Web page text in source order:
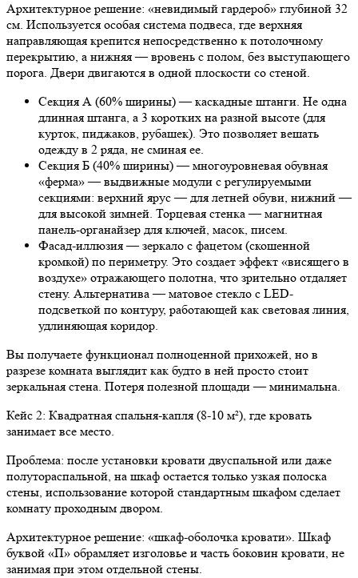
Архитектурное решение: «невидимый гардероб» глубиной 32
см. Используется особая система подвеса, где верхняя
направляющая крепится непосредственно к потолочному
перекрытию, а нижняя — вровень с полом, без выступающего
порога. Двери двигаются в одной плоскости со стеной.
Секция А (60% ширины) — каскадные штанги. Не одна
длинная штанга, а 3 коротких на разной высоте (для
курток, пиджаков, рубашек). Это позволяет вешать
одежду в 2 ряда, не сминая ее.
Секция Б (40% ширины) — многоуровневая обувная
«ферма» — выдвижные модули с регулируемыми
секциями: верхний ярус — для летней обуви, нижний —
для высокой зимней. Торцевая стенка — магнитная
панель-органайзер для ключей, масок, писем.
Фасад-иллюзия — зеркало с фацетом (скошенной
кромкой) по периметру. Это создает эффект «висящего в
воздухе» отражающего полотна, что зрительно отдаляет
стену. Альтернатива — матовое стекло с LED-
подсветкой по контуру, работающей как световая линия,
удлиняющая коридор.
Вы получаете функционал полноценной прихожей, но в
разрезе комната выглядит как будто в ней просто стоит
зеркальная стена. Потеря полезной площади — минимальна.
Кейс 2: Квадратная спальня-капля (8-10 м²), где кровать
занимает все место.
Проблема: после установки кровати двуспальной или даже
полутораспальной, на шкаф остается только узкая полоска
стены, использование которой стандартным шкафом сделает
комнату проходным двором.
Архитектурное решение: «шкаф-оболочка кровати». Шкаф
буквой «П» обрамляет изголовье и часть боковин кровати, не
занимая при этом отдельной стены.